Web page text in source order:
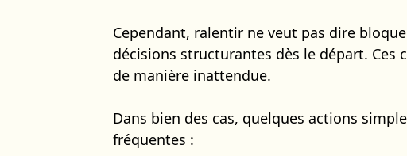
Cependant, ralentir ne veut pas dire
décisions structurantes dès le départ.
de manière inattendue.
Dans bien des cas, quelques actions
fréquentes :